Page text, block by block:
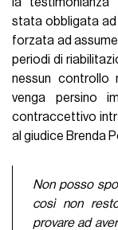
stata obbligata ad
forzata ad
periodi di
nessun controllo
venga persino
contraccettivo
al giudice Brenda
Non posso
così non
provare ad